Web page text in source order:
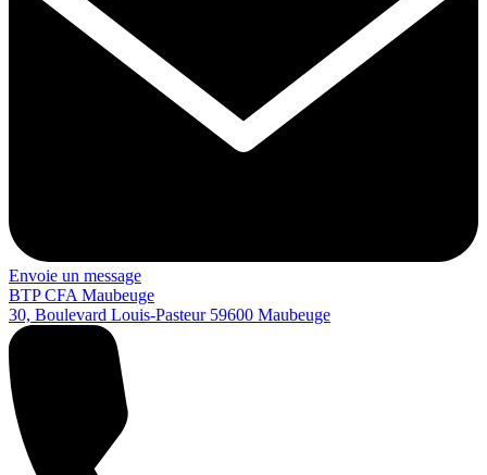
Envoie un message
BTP CFA Maubeuge
30, Boulevard Louis-Pasteur 59600 Maubeuge